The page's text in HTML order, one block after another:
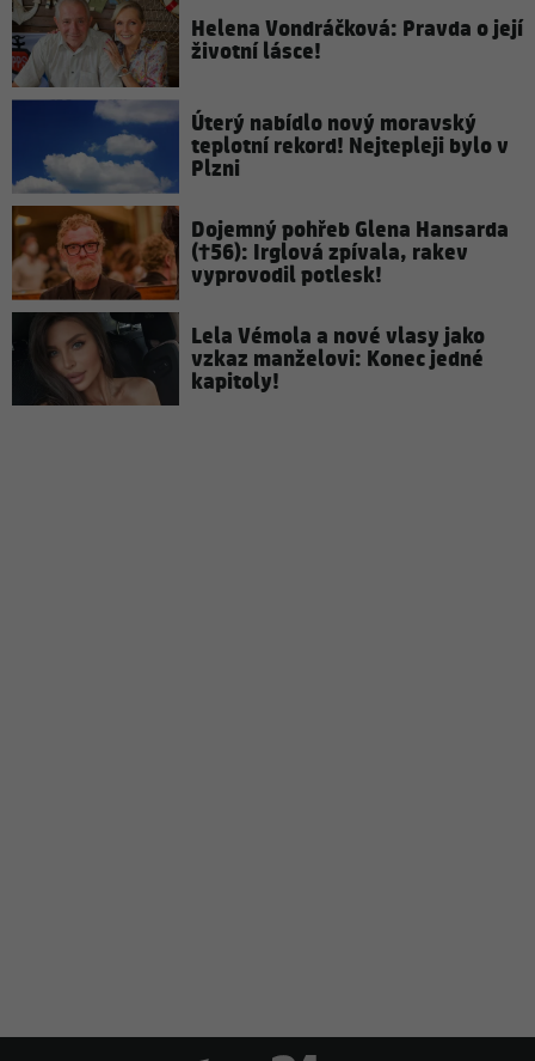
Helena Vondráčková: Pravda o její
životní lásce!
Úterý nabídlo nový moravský
teplotní rekord! Nejtepleji bylo v
Plzni
Dojemný pohřeb Glena Hansarda
(†56): Irglová zpívala, rakev
vyprovodil potlesk!
Lela Vémola a nové vlasy jako
vzkaz manželovi: Konec jedné
kapitoly!